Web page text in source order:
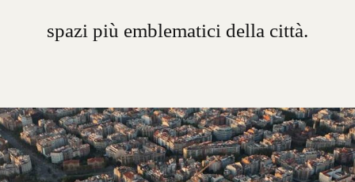
spazi più emblematici della città.